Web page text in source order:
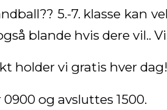
5.-7. klasse kan
blande hvis dere vil..
holder vi gratis hver dag!
og avsluttes 1500.